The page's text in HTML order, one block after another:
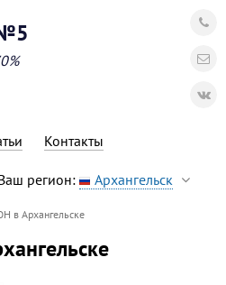
Контакты
регион: Архангельск
в Архангельске